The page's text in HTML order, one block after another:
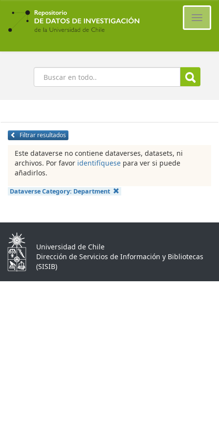
Ir
contenido
principal
Buscar
Filtrar resultados
Este dataverse no contiene dataverses, datasets, ni
archivos. Por favor identifíquese para ver si puede
añadirlos.
Dataverse Category: Department
Universidad de Chile
Dirección de Servicios de Información y Bibliotecas
(SISIB)